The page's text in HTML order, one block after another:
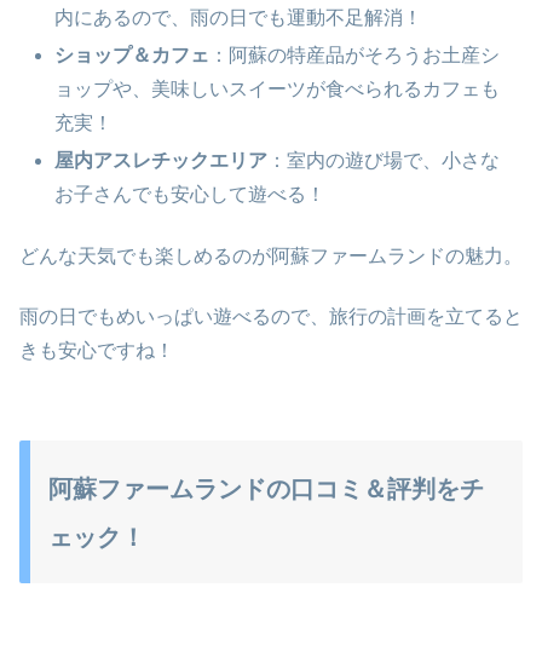
内にあるので、雨の日でも運動不足解消！
ショップ＆カフェ ：阿蘇の特産品がそろうお土産シ
ョップや、美味しいスイーツが食べられるカフェも
充実！
屋内アスレチックエリア ：室内の遊び場で、小さな
お子さんでも安心して遊べる！
どんな天気でも楽しめるのが阿蘇ファームランドの魅力。
雨の日でもめいっぱい遊べるので、旅行の計画を立てると
きも安心ですね！
阿蘇ファームランドの口コミ＆評判をチ
ェック！